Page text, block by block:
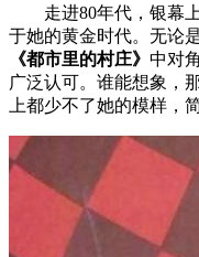
走进80年代，银幕
于她的黄金时代。无论
《都市里的村庄》 中对
广泛认可。谁能想象，
上都少不了她的模样，